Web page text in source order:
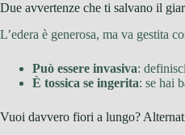
Due avvertenze che ti salvano il
L’edera è generosa, ma va gestita
Può essere invasiva:
È tossica se ingerita: se hai
Vuoi davvero fiori a lungo?